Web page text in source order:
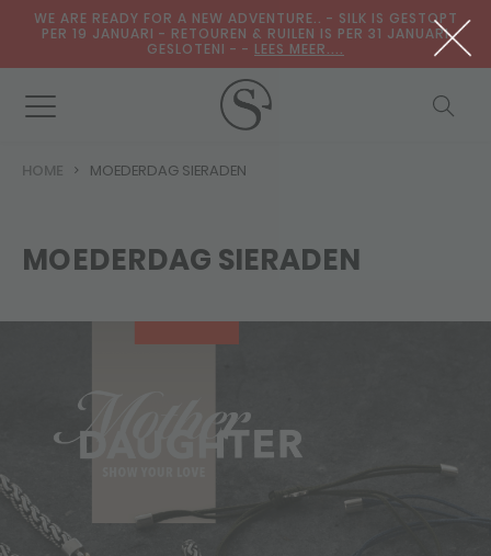
WE ARE READY FOR A NEW ADVENTURE.. - SILK IS GESTOPT
PER 19 JANUARI - RETOUREN & RUILEN IS PER 31 JANUARI
GESLOTENI - - LEES MEER....
HOME MOEDERDAG SIERADEN
MOEDERDAG SIERADEN